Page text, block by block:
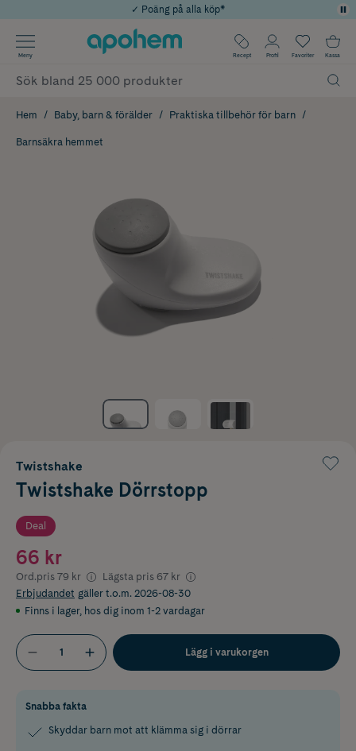
Årets Butik 2025 inom Skönhet
Använd kod: SOMMAR20 för 20% över 649kr
✓ Rådgivning från farmaceuter & hudterapeuter
✓ Poäng på alla köp*
Meny Recept Profil Favoriter Kassa
Hem Baby, barn & förälder Praktiska tillbehör för barn
Barnsäkra hemmet
Twistshake
Twistshake Dörrstopp
Deal
66 kr
Ord.pris 79 kr Lägsta pris 67 kr
Erbjudandet gäller t.o.m. 2026-08-30
Finns i lager, hos dig inom 1-2 vardagar
Lägg i varukorgen
Snabba fakta
Skyddar barn mot att klämma sig i dörrar